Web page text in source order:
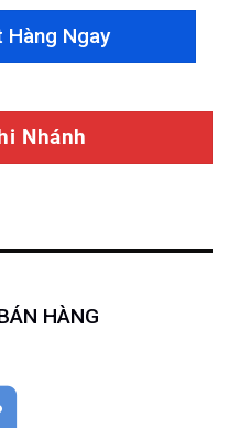
Hãng Teckwrap
Hàng Ngay
Nhánh
HÀNG